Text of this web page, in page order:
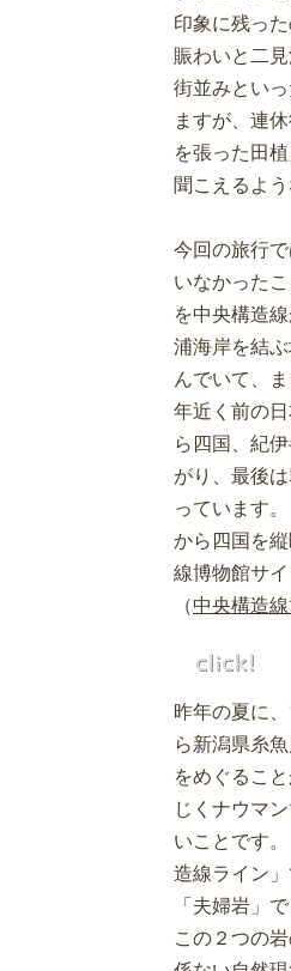
印象に残っ
賑わいと二
街並みとい
ますが、連
を張った田
聞こえるよ
今回の旅行
いなかった
を中央構造
浦海岸を結
んでいて、
年近く前の
ら四国、紀
がり、最後
っています
から四国を
線博物館サ
（中央構造
昨年の夏に
ら新潟県糸
をめぐるこ
じくナウマ
いことです
造線ライン
「夫婦岩」
この２つの